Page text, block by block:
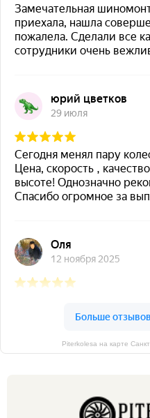
Piterkolesa на карте